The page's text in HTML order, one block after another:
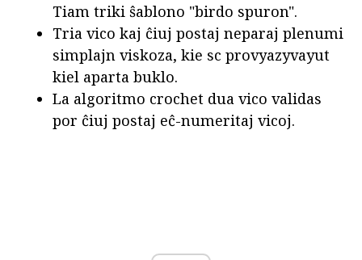
Tiam triki ŝablono "birdo spuron".
Tria vico kaj ĉiuj postaj neparaj plenumi
simplajn viskoza, kie sc provyazyvayut
kiel aparta buklo.
La algoritmo crochet dua vico validas
por ĉiuj postaj eĉ-numeritaj vicoj.